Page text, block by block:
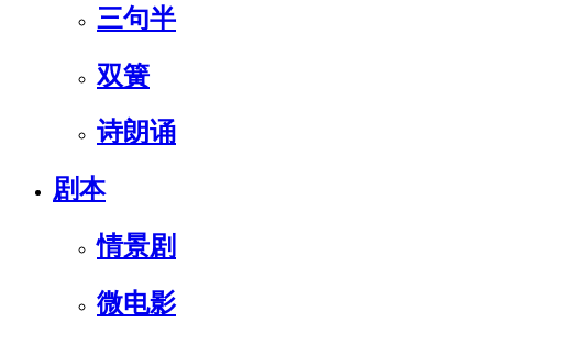
三句半
双簧
诗朗诵
剧本
情景剧
微电影